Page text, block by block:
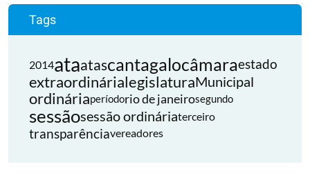
Tags
2014ataatascantagalocâmaraestado
extraordinárialegislaturaMunicipal
ordináriaperíodorio de janeirosegundo
sessãosessão ordináriaterceiro
transparênciavereadores